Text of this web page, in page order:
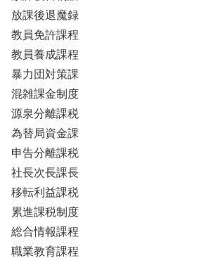
放課後退魔録
教員免許課程
教員養成課程
暴力団対策課
混雑課金制度
源泉分離課税
為替局資金課
申告分離課税
社長次長課長
移転利益課税
累進課税制度
総合情報課程
職業教育課程